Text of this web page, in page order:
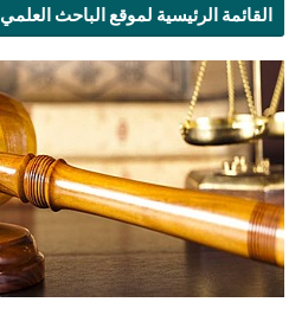
القائمة الرئيسية لموقع الباحث العلمي